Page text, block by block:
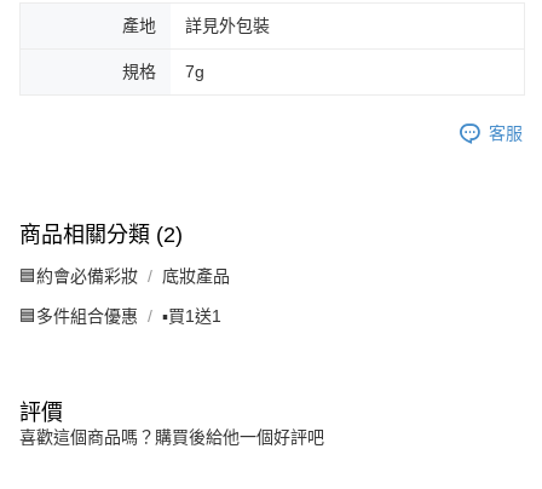
產地 詳見外包裝
規格 7g
客服
商品相關分類 (2)
🟦約會必備彩妝 底妝產品
🟦多件組合優惠 ▪️買1送1
評價
喜歡這個商品嗎？購買後給他一個好評吧